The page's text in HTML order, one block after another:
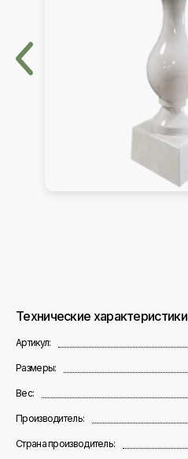
Технические характеристики
Артикул:
Размеры:
Вес:
Производитель:
Страна производитель: